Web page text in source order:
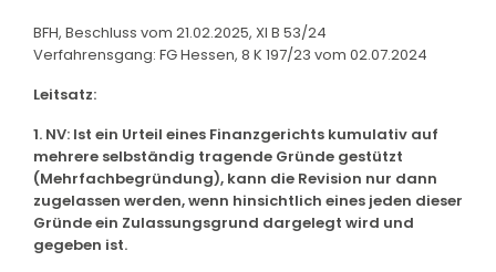
BFH, Beschluss vom 21.02.2025, XI B 53/24
Verfahrensgang: FG Hessen, 8 K 197/23 vom 02.07.2024
Leitsatz:
1. NV: Ist ein Urteil eines Finanzgerichts kumulativ auf
mehrere selbständig tragende Gründe gestützt
(Mehrfachbegründung), kann die Revision nur dann
zugelassen werden, wenn hinsichtlich eines jeden dieser
Gründe ein Zulassungsgrund dargelegt wird und
gegeben ist.